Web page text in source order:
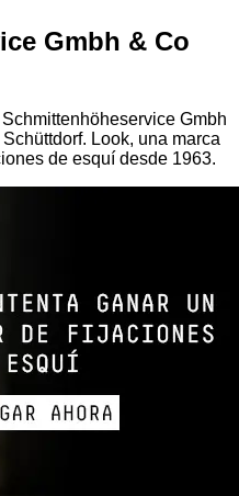
Gmbh & Co
Gmbh
Look, una marca
de esquí desde 1963.